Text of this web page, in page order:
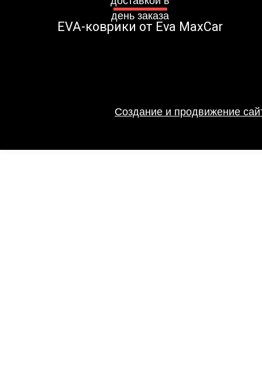
EVA-коврики от Eva MaxCar
Создание и продвижение